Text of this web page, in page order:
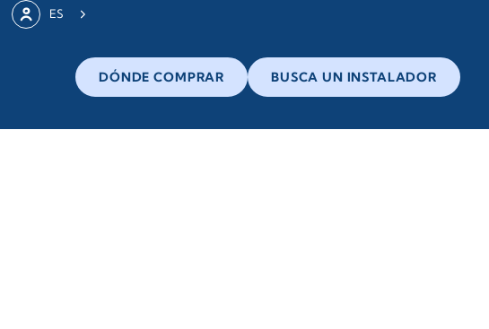
ES
DÓNDE COMPRAR BUSCA UN INSTALADOR